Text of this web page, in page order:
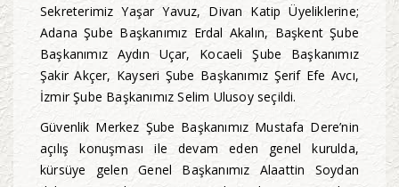
Sekreterimiz Yaşar Yavuz, Divan Katip Üyeliklerine;
Adana Şube Başkanımız Erdal Akalın, Başkent Şube
Başkanımız Aydın Uçar, Kocaeli Şube Başkanımız
Şakir Akçer, Kayseri Şube Başkanımız Şerif Efe Avcı,
İzmir Şube Başkanımız Selim Ulusoy seçildi.
Güvenlik Merkez Şube Başkanımız Mustafa Dere’nin
açılış konuşması ile devam eden genel kurulda,
kürsüye gelen Genel Başkanımız Alaattin Soydan